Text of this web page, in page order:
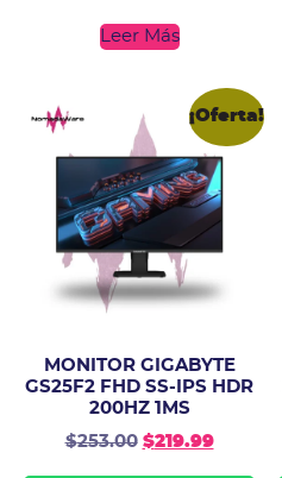
Leer Más
¡Oferta!
MONITOR GIGABYTE
GS25F2 FHD SS-IPS HDR
200HZ 1MS
$253.00 $219.99